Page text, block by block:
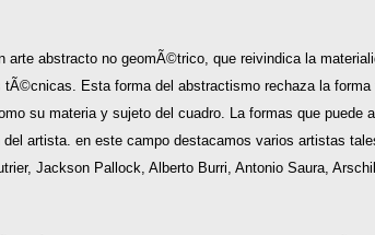
arte abstracto no geomÃ©trico, que reivindica la
tÃ©cnicas. Esta forma del abstractismo rechaza la
su materia y sujeto del cuadro. La formas que puede
del artista. en este campo destacamos varios artistas
Jackson Pallock, Alberto Burri, Antonio Saura,